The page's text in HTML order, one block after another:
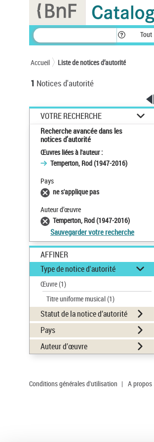
Tout
Accueil Liste de notices d’autorité
1 Notices d'autorité
VOTRE RECHERCHE
Recherche avancée dans les
notices d’autorité
Œuvres liées à l'auteur :
Temperton, Rod (1947-2016)
Pays
ne s'applique pas
Auteur d’œuvre
Temperton, Rod (1947-2016)
Sauvegarder votre recherche
AFFINER
Type de notice d'autorité
Œuvre(1)
Titre uniforme musical(1)
Statut de la notice d’autorité
Pays
Auteur d’œuvre
Conditions générales d'utilisation | A propos
Panneau de gestion des cookies